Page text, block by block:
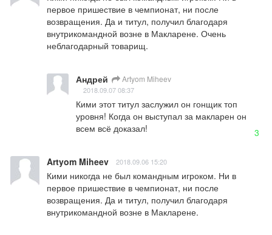
первое пришествие в чемпионат, ни после
возвращения. Да и титул, получил благодаря
внутрикомандной возне в Макларене. Очень
неблагодарный товарищ.
Андрей Artyom Miheev
2018.09.07 08:37
Кими этот титул заслужил он гонщик топ
уровня! Когда он выступал за макларен он
всем всё доказал!
3
Artyom Miheev 2018.09.06 15:20
Кими никогда не был командным игроком. Ни в
первое пришествие в чемпионат, ни после
возвращения. Да и титул, получил благодаря
внутрикомандной возне в Макларене.